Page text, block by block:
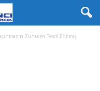
Zuhulen Tescil Edilmiş